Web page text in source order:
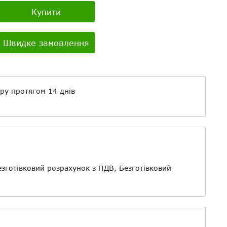
Купити
Швидке замовлення
протягом 14 днів
розрахунок з ПДВ, Безготівковий